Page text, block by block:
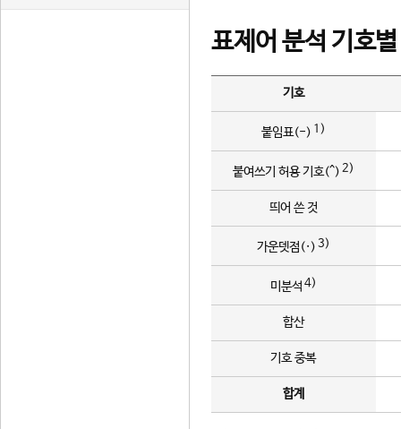
표제어 분석 기호
기호
붙임표(-) 1)
붙여쓰기 허용 기호(^) 2)
띄어 쓴 것
가운뎃점(·) 3)
미분석 4)
합산
기호 중복
합계